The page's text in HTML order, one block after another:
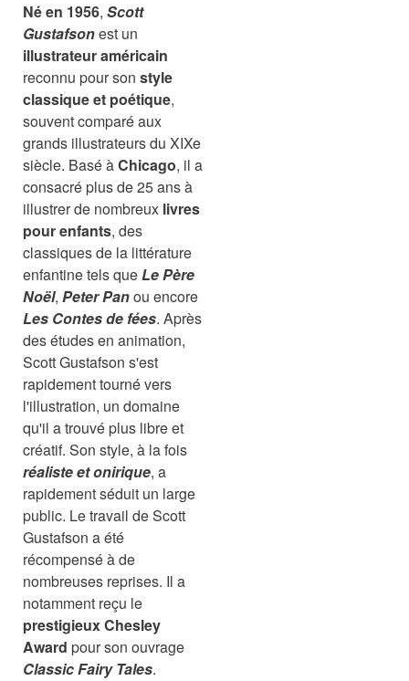
Né en 1956, Scott
Gustafsonest un
illustrateur américain
reconnu pour son style
classique et poétique,
souvent comparé aux
grands illustrateurs du XIXe
siècle. Basé àChicago, il a
consacré plus de 25 ans à
illustrer de nombreux livres
pour enfants, des
classiques de la littérature
enfantine tels queLe Père
Noël, Peter Panou encore
Les Contes de fées. Après
des études en animation,
Scott Gustafson s'est
rapidement tourné vers
l'illustration, un domaine
qu'il a trouvé plus libre et
créatif. Son style, à la fois
réaliste et onirique, a
rapidement séduit un large
public. Le travail de Scott
Gustafson a été
récompensé à de
nombreuses reprises. Il a
notamment reçu le
prestigieux Chesley
Award pour son ouvrage
Classic Fairy Tales.